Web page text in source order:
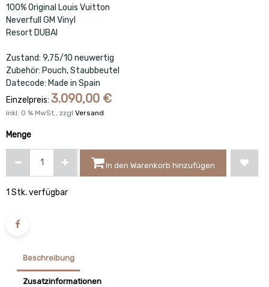
100% Original Louis Vuitton
Neverfull GM Vinyl
Resort DUBAI
Zustand: 9,75/10 neuwertig
Zubehör: Pouch, Staubbeutel
Datecode: Made in Spain
Einzelpreis: 3.090,00 €
inkl. 0 % MwSt., zzgl Versand
Menge
In den Warenkorb hinzufügen
1 Stk. verfügbar
Beschreibung
Zusatzinformationen